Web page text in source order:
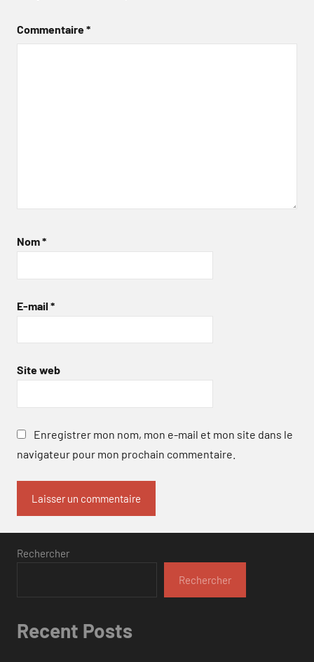
Commentaire*
Nom*
E-mail *
Site web
Enregistrer mon nom, mon e-mail et mon site dans le
navigateur pour mon prochain commentaire.
Rechercher
Rechercher
Recent Posts